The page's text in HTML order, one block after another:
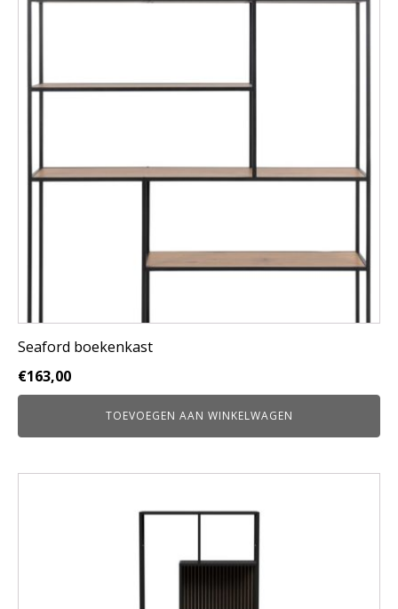
Seaford boekenkast
€163,00
TOEVOEGEN AAN WINKELWAGEN